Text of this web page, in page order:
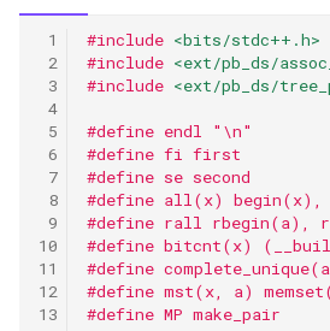
292
291
290
289
288
287
#include <bits/stdc++.h>
#include <ext/pb_ds/
#include <ext/pb_ds/
#define endl "\n"
#define fi first
#define se second
#define all(x) begin(x),
#define rall rbegin(a),
#define bitcnt(x)
#define
#define mst(x, a)
#define MP make_pair